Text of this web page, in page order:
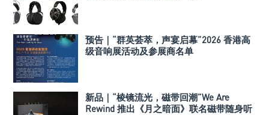
预告｜“群英荟萃，声宴启幕”2026 香港高
级音响展活动及参展商名单
新品｜“棱镜流光，磁带回潮”We Are
Rewind 推出《月之暗面》联名磁带随身听